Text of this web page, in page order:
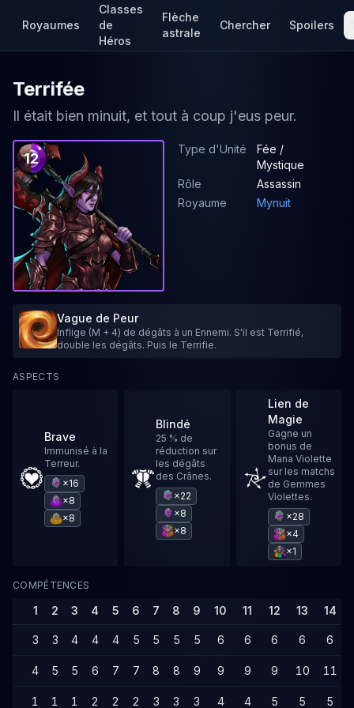
Royaumes
Classes
de
Héros
Flèche
astrale
Chercher Spoilers
Terrifée
Il était bien minuit, et tout à coup j'eus peur.
12
Type d'Unité
Fée /
Mystique
Rôle
Assassin
Royaume
Mynuit
Vague de Peur
Inflige (M + 4) de dégâts à un Ennemi. S'il est Terrifié,
double les dégâts. Puis le Terrifie.
ASPECTS
Brave
Immunisé à la
Terreur.
×16
×8
×8
Blindé
25 % de
réduction sur
les dégâts
des Crânes.
×22
×8
×8
Lien de
Magie
Gagne un
bonus de
Mana Violette
sur les matchs
de Gemmes
Violettes.
×28
×4
×1
COMPÉTENCES
1 2 3 4 5 6 7 8 9 10 11 12 13 14
3 3 4 4 4 5 5 5 5 6 6 6 6 6
4 5 5 6 7 7 8 8 9 9 9 9 10 11
1 1 1 2 2 2 3 3 3 4 4 5 5 5